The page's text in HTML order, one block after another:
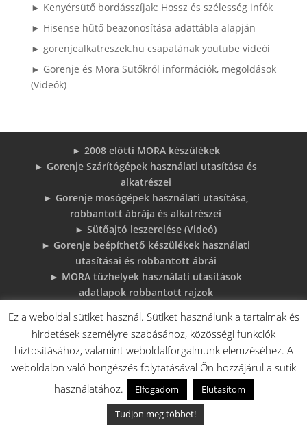
► Kenyérsütő bordásszíjak: Hossz és szélesség infók
► Hisense hűtő beazonosítása adattábla alapján
► gorenjealkatreszek.hu csapatának youtube videói
► Gorenje és Mora Sütőkről információk, megoldások
(Videók)
► 2008 előtti MORA készülékek
► Gorenje Szárítógépek használati utasítása és
alkatrészei
► Gorenje mosógépek használati utasítása,
robbantott ábrája és alkatrészei
► Sütőajtó leszerelése (Videó)
► Gorenje beépíthető készülékek használati
utasításai és robbantott ábrái
► MORA tűzhelyek használati utasítások
adatlapok robbantott rajzok
megoldások
► 6 gyakori sütő hiba, és megoldások
♦Gorenje Háztartásigépek adattábláiról:
V.A. Elektro Boys Kft. - 2018 - Minden jog fenntartva!
Ez a weboldal sütiket használ. Sütiket használunk a tartalmak és
hirdetések személyre szabásához, közösségi funkciók
biztosításához, valamint weboldalforgalmunk elemzéséhez. A
weboldalon való böngészés folytatásával Ön hozzájárul a sütik
használatához.
Elfogadom
Elutasítom
Tudjon meg többet!